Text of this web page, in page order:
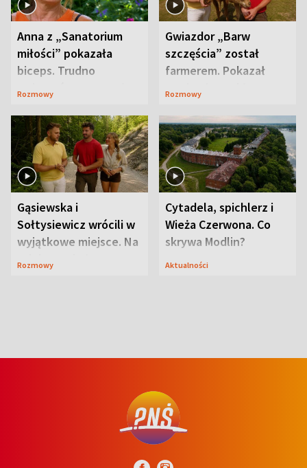
Anna z „Sanatorium
miłości” pokazała
biceps. Trudno
uwierzyć, co przeszła
Rozmowy
Gwiazdor „Barw
szczęścia” został
farmerem. Pokazał
swoje niezwykłe
Rozmowy
Gąsiewska i
Sołtysiewicz wrócili w
wyjątkowe miejsce. Na
szlaku czekał
Rozmowy
Cytadela, spichlerz i
Wieża Czerwona. Co
skrywa Modlin?
Aktualności